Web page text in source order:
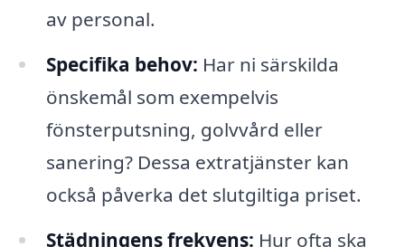
av personal.
Specifika behov: Har ni särskilda
önskemål som exempelvis
fönsterputsning, golvvård eller
sanering? Dessa extratjänster kan
också påverka det slutgiltiga priset.
Städningens frekvens: Hur ofta ska